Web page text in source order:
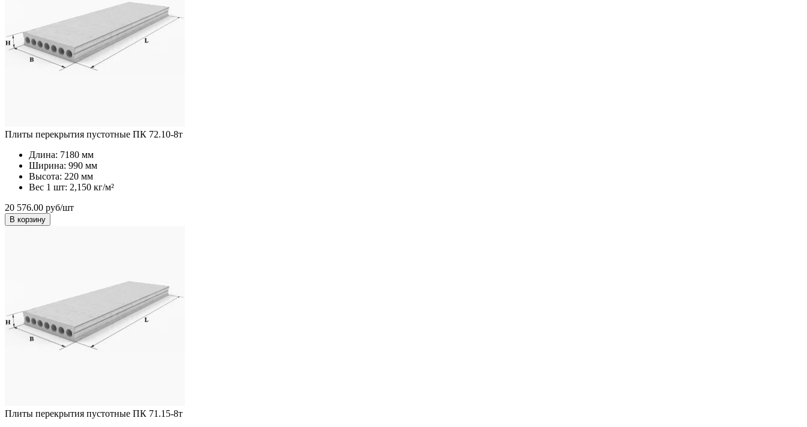
Плиты перекрытия пустотные ПК 72.10-8т
Длина: 7180 мм
Ширина: 990 мм
Высота: 220 мм
Вес 1 шт: 2,150 кг/м²
20 576.00 руб/шт
В корзину
Плиты перекрытия пустотные ПК 71.15-8т